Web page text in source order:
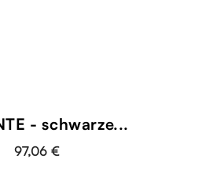
- schwarze...
97,06 €